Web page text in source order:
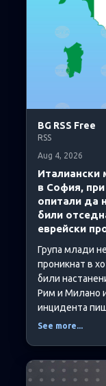
BG RSS Free
RSS
Aug 4, 2026
Италиански
в София,
опитали да
били
еврейски
Група млади
проникнат в
били
Рим и Милано
инцидента
See more...